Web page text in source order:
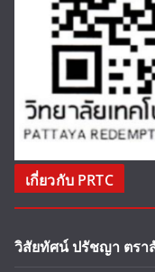
เกี่ยวกับ PRTC
วิสัยทัศน์ ปรัชญา ตร